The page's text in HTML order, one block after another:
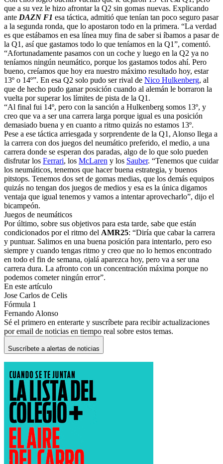
que a su vez le hizo afrontar la Q2 sin gomas nuevas. Explicando
ante DAZN F1 esa táctica, admitió que tenían tan poco seguro pasar
a la segunda ronda, que lo apostaron todo en la primera. “La verdad
es que estábamos en esa línea muy fina de saber si íbamos a pasar de
la Q1, así que gastamos todo lo que teníamos en la Q1”, comentó.
“Afortunadamente pasamos con un coche y luego en la Q2 ya no
teníamos ningún neumático, porque los gastamos todos ahí. Pero
bueno, creíamos que hoy era nuestro máximo resultado hoy, estar
13º o 14º”. En esa Q2 solo pudo ser rival de Nico Hulkenberg, al
que de hecho pudo ganar posición cuando al alemán le borraron la
vuelta por superar los límites de pista de la Q1.
“Al final fui 14º, pero con la sanción a Hulkenberg somos 13º, y
creo que va a ser una carrera larga porque igual es una posición
demasiado buena y en cuanto a ritmo quizás no estamos 13º.
Pese a ese táctica arriesgada y sorprendente de la Q1, Alonso llega a
la carrera con dos juegos del neumático preferido, el medio, a una
carrera donde se esperan dos paradas, algo de lo que solo pueden
disfrutar los Ferrari, los McLaren y los Sauber. “Tenemos que cuidar
los neumáticos, tenemos que hacer buena estrategia, y buenos
pitstops. Tenemos dos set de gomas medias, que los demás equipos
quizás no tengan dos juegos de medios y esa es la única digamos
ventaja que igual tenemos y vamos a intentar aprovecharlo”, dijo el
bicampeón.
Juegos de neumáticos
Por último, sobre sus objetivos para esta tarde, sabe que están
condicionados por el ritmo del AMR25: “Diría que cabar la carrera
y puntuar. Salimos en una buena posición para intentarlo, pero eso
siempre y cuando tengas ritmo y creo que no lo hemos encontrado
en todo el fin de semana, ojalá aparezca hoy, pero va a ser una
carrera dura. La afronto con un concentración máxima porque no
podemos cometer ningún error”.
En este artículo
Jose Carlos de Celis
Fórmula 1
Fernando Alonso
Sé el primero en enterarte y suscríbete para recibir actualizaciones
por email de noticias en tiempo real sobre estos temas.
Suscríbete a alertas de noticias